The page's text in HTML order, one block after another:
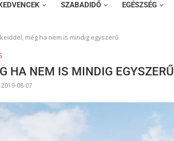
SZABADIDŐ EGÉSZSÉG
még ha nem is mindig egyszerű
HA NEM IS MINDIG EGYSZERŰ
2019-08-07